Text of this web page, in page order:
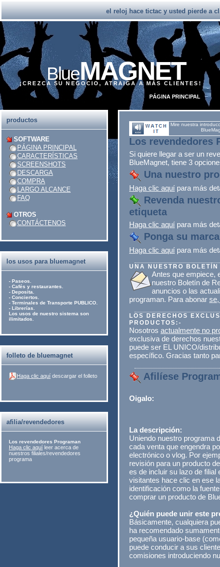
el reloj hace tictac y usted pierde a
BlueMAGNET
¡CREZCA SU NEGOCIO, ATRAIGA A MÁS CLIENTES!
PÁGINA PRINCIPAL
productos
SOFTWARE
PÁGINA PRINCIPAL
CARACTERÍSTICAS
SCREENSHOTS
DESCARGA
COMPRA
LARGO ALCANCE
FAQ
OTROS
CONTÁCTENOS
los usos para bluemagnet
- Paseos.
- Cafés y restaurantes.
- Deposita.
- Conciertos.
- Terminales de Transporte PUBLICO.
- Librerías.
Los usos de nuestro sistema son
ilimitados.
folleto de bluemagnet
Haga clic aquí descargar el folleto
afilia/revendedores
Los revendedores Programan
Haga clic aquí leer acerca de
nuestros filiales/revendedores
programa
Mire nuestra
Los revendedores
Si quiere llegar a ser un
BlueMagnet, tiene 3
Una nuestro
Haga clic aquí para más
Revenda
etiqueta
Haga clic aquí para más
Ponga su
Haga clic aquí para más
UNA NUESTRO
Antes que empiece,
nuestro Boletín de
anuncios o las
programan. Para abonar
LOS DERECHOS
PRODUCTOS:-
Nosotros actualmente no
exclusiva de derechos
puede ser EL UNICO/
específico. Gracias tanto
Afilíese
Oigalo:
La descripción:
Uniendo nuestro programa
cada venta que engendra
electrónico o vlog. Por
revisión para un producto
es de incluir su lazo de filial
visitantes hace clic en ese
identificación como la
comprar un producto de
¿Quién puede unir este
Básicamente, cualquiera
ha recomendado
pequeña usuario-base
puede conducir a sus
comisiones introduciendo